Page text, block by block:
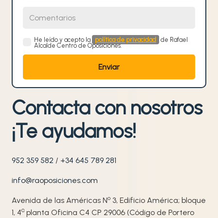
He leído y acepto la política de privacidad
de Rafael
Alcalde Centro de Oposiciones.
Contacta con nosotros
¡Te ayudamos!
952 359 582 / +34 645 789 281
info@raoposiciones.com
Avenida de las Américas No 3, Edificio América; bloque
1, 4ª planta Oficina C4 CP 29006 (Código de Portero